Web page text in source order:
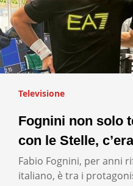
Televisione
Fognini non solo
con le Stelle,
Fabio Fognini, per anni
italiano, è tra i